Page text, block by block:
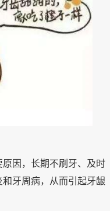
因，长期不刷牙、及时
牙周病，从而引起牙龈